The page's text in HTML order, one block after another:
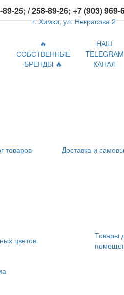
89-25; / 258-89-26; +7 (903)
г. Химки, ул. Некрасова 2
🔥
СОБСТВЕННЫЕ
БРЕНДЫ 🔥
НАШ
TELEGRAM
КАНАЛ
товаров Доставка и
цветов
Товары